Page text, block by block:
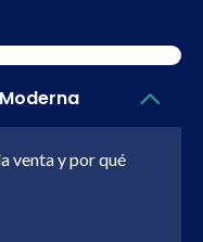
venta y por qué